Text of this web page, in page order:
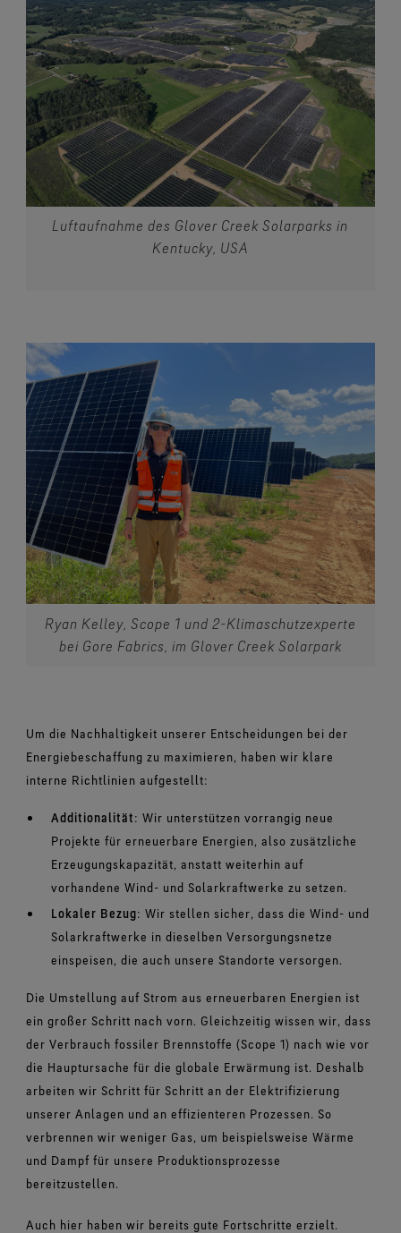
Luftaufnahme des Glover Creek Solarparks in
Kentucky, USA
Ryan Kelley, Scope 1 und 2-Klimaschutzexperte
bei Gore Fabrics, im Glover Creek Solarpark
Um die Nachhaltigkeit unserer Entscheidungen bei der
Energiebeschaffung zu maximieren, haben wir klare
interne Richtlinien aufgestellt:
Additionalität: Wir unterstützen vorrangig neue
Projekte für erneuerbare Energien, also zusätzliche
Erzeugungskapazität, anstatt weiterhin auf
vorhandene Wind- und Solarkraftwerke zu setzen.
Lokaler Bezug: Wir stellen sicher, dass die Wind- und
Solarkraftwerke in dieselben Versorgungsnetze
einspeisen, die auch unsere Standorte versorgen.
Die Umstellung auf Strom aus erneuerbaren Energien ist
ein großer Schritt nach vorn. Gleichzeitig wissen wir, dass
der Verbrauch fossiler Brennstoffe (Scope 1) nach wie vor
die Hauptursache für die globale Erwärmung ist. Deshalb
arbeiten wir Schritt für Schritt an der Elektrifizierung
unserer Anlagen und an effizienteren Prozessen. So
verbrennen wir weniger Gas, um beispielsweise Wärme
und Dampf für unsere Produktionsprozesse
bereitzustellen.
Auch hier haben wir bereits gute Fortschritte erzielt.